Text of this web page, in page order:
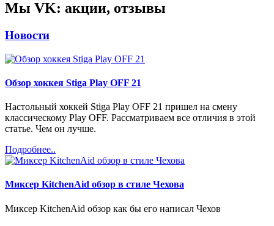
Мы VK: акции, отзывы
Новости
Обзор хоккея Stiga Play OFF 21
Настольный хоккей Stiga Play OFF 21 пришел на смену
классическому Play OFF. Рассматриваем все отличия в этой
статье. Чем он лучше.
Подробнее..
Миксер KitchenAid обзор в стиле Чехова
Миксер KitchenAid обзор как бы его написал Чехов